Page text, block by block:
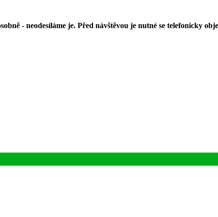
- neodesíláme je. Před návštěvou je nutné se telefonicky